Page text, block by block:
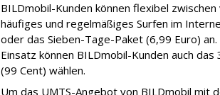
BILDmobil-Kunden können flexibel
häufiges und regelmäßiges Surfen im
oder das Sieben-Tage-Paket (6,99 Euro)
Einsatz können BILDmobil-Kunden auch
(99 Cent) wählen.
Um das UMTS-Angebot von BILDmobil mit